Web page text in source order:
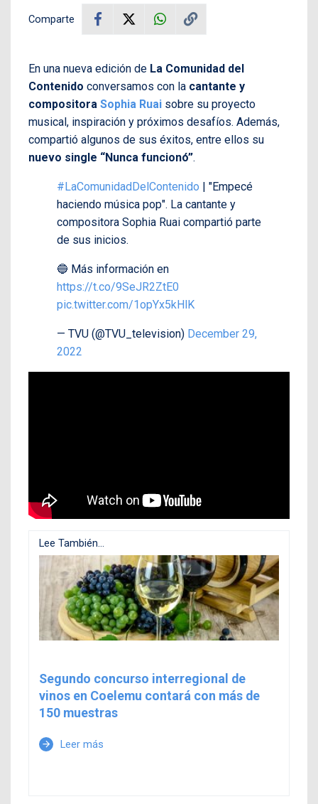
Comparte
En una nueva edición de La Comunidad del
Contenido conversamos con la cantante y
compositora Sophia Ruai sobre su proyecto
musical, inspiración y próximos desafíos. Además,
compartió algunos de sus éxitos, entre ellos su
nuevo single “Nunca funcionó”.
#LaComunidadDelContenido | "Empecé
haciendo música pop". La cantante y
compositora Sophia Ruai compartió parte
de sus inicios.
🔵 Más información en
https://t.co/9SeJR2ZtE0
pic.twitter.com/1opYx5kHlK
— TVU (@TVU_television) December 29,
2022
Lee También...
Segundo concurso interregional de
vinos en Coelemu contará con más de
150 muestras
arrow_forward Leer más